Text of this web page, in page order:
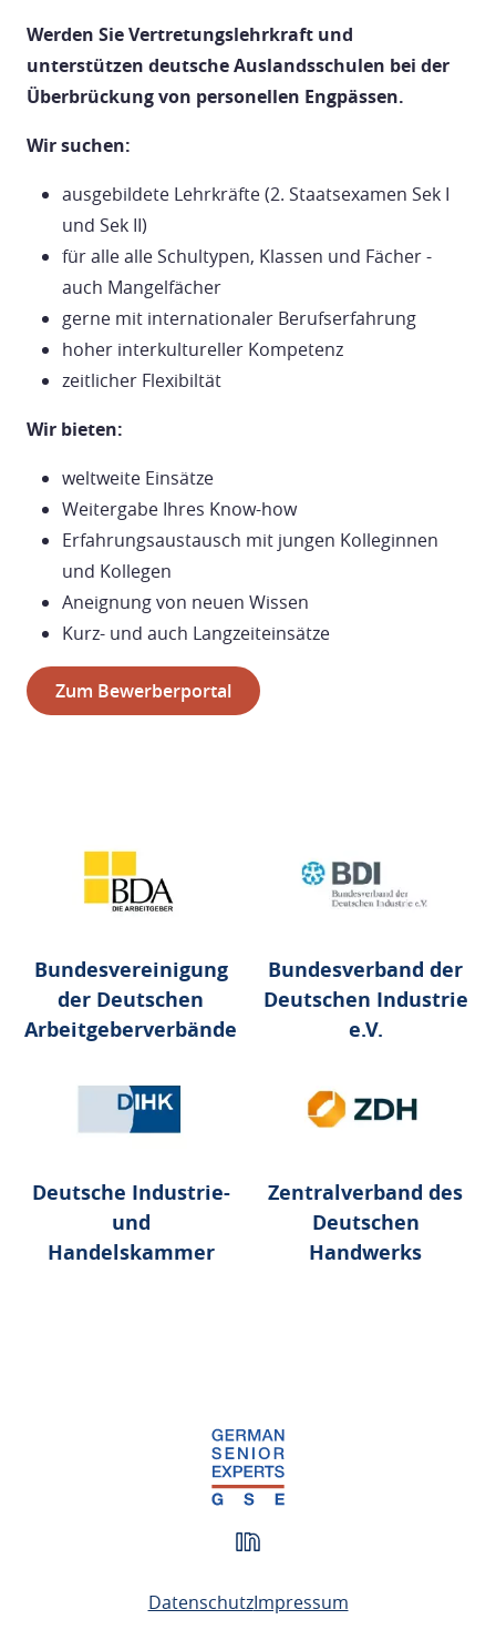
Werden Sie Vertretungslehrkraft und
unterstützen deutsche Auslandsschulen bei der
Überbrückung von personellen Engpässen.
Wir suchen:
ausgebildete Lehrkräfte (2. Staatsexamen Sek I
und Sek II)
für alle alle Schultypen, Klassen und Fächer -
auch Mangelfächer
gerne mit internationaler Berufserfahrung
hoher interkultureller Kompetenz
zeitlicher Flexibiltät
Wir bieten:
weltweite Einsätze
Weitergabe Ihres Know-how
Erfahrungsaustausch mit jungen Kolleginnen
und Kollegen
Aneignung von neuen Wissen
Kurz- und auch Langzeiteinsätze
Zum Bewerberportal
Bundesvereinigung
der Deutschen
Arbeitgeberverbände
Bundesverband der
Deutschen Industrie
e.V.
Deutsche Industrie-
und
Handelskammer
Zentralverband des
Deutschen
Handwerks
DatenschutzImpressum